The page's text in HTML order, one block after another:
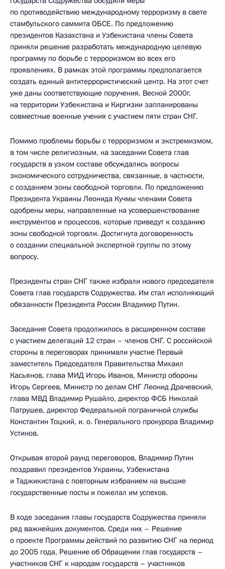
по противодействию международному терроризму в свете
стамбульского саммита ОБСЕ. По предложению
президентов Казахстана и Узбекистана члены Совета
приняли решение разработать международную целевую
программу по борьбе с терроризмом во всех его
проявлениях. В рамках этой программы предполагается
создать единый антитеррористический центр. На этот счет
уже даны соответствующие поручения. Весной 2000г.
на территории Узбекистана и Киргизии запланированы
совместные военные учения с участием пяти стран СНГ.
Помимо проблемы борьбы с терроризмом и экстремизмом,
в том числе религиозным, на заседании Совета глав
государств в узком составе обсуждались вопросы
экономического сотрудничества, связанные, в частности,
с созданием зоны свободной торговли. По предложению
Президента Украины Леонида Кучмы членами Совета
одобрены меры, направленные на усовершенствование
инструментов и процессов, которые приведут к созданию
зоны свободной торговли. Достигнута договоренность
о создании специальной экспертной группы по этому
вопросу.
Президенты стран СНГ также избрали нового председателя
Совета глав государств Содружества. Им стал исполняющий
обязанности Президента России Владимир Путин.
Заседание Совета продолжилось в расширенном составе
с участием делегаций 12 стран – членов СНГ. С российской
стороны в переговорах принимали участие Первый
заместитель Председателя Правительства Михаил
Касьянов, глава МИД Игорь Иванов, Министр обороны
Игорь Сергеев, Министр по делам СНГ Леонид Драчевский,
глава МВД Владимир Рушайло, директор ФСБ Николай
Патрушев, директор Федеральной пограничной службы
Константин Тоцкий, и. о. Генерального прокурора Владимир
Устинов.
Открывая второй раунд переговоров, Владимир Путин
поздравил президентов Украины, Узбекистана
и Таджикистана с повторным избранием на высшие
государственные посты и пожелал им успехов.
В ходе заседания главы государств Содружества приняли
ряд важнейших документов. Среди них – Решение
о проекте Программы действий по развитию СНГ на период
до 2005 года, Решение об Обращении глав государств –
участников СНГ к народам государств – участников